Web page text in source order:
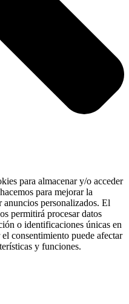
para almacenar y/o acceder
para mejorar la
personalizados. El
permitirá procesar datos
o identificaciones únicas en
consentimiento puede afectar
y funciones.